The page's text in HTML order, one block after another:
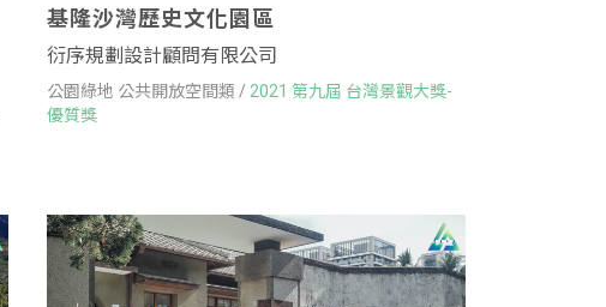
基隆沙灣歷史文化園區
衍序規劃設計顧問有限公司
公園綠地 公共開放空間類 / 2021 第九屆 台灣景觀大獎-
優質獎